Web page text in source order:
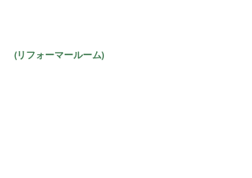
(リフォーマールーム)